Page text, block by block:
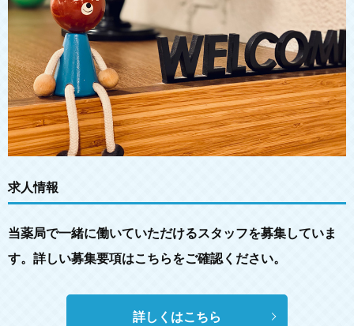
求人情報
当薬局で一緒に働いていただけるスタッフを募集していま
す。詳しい募集要項はこちらをご確認ください。
詳しくはこちら